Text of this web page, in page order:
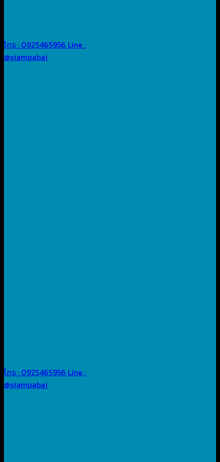
โทร : 0925465956 Line :
@siampabai
โทร : 0925465956 Line :
@siampabai